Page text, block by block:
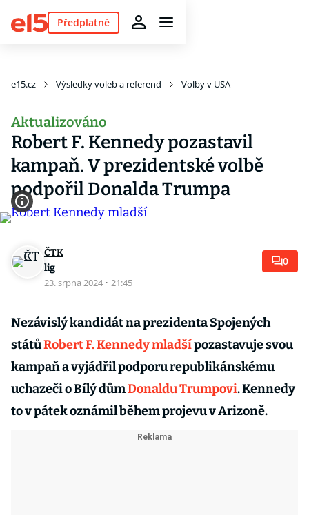
Předplatné
e15.cz Výsledky voleb a referend Volby v USA
Aktualizováno
Robert F. Kennedy pozastavil
kampaň. V prezidentské volbě
podpořil Donalda Trumpa
ČTK
lig
23. srpna 2024 · 21:45
0
Nezávislý kandidát na prezidenta Spojených
státůRobert F. Kennedy mladšípozastavuje svou
kampaň a vyjádřil podporu republikánskému
uchazeči o Bílý důmDonaldu Trumpovi. Kennedy
to v pátek oznámil během projevu v Arizoně.